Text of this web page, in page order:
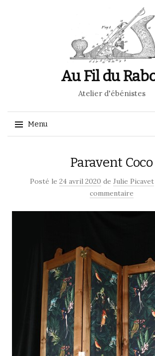
Au Fil du
Atelier d'ébénistes
Menu
Paravent Coco
Posté le 24 avril 2020 de Julie Picavet
commentaire